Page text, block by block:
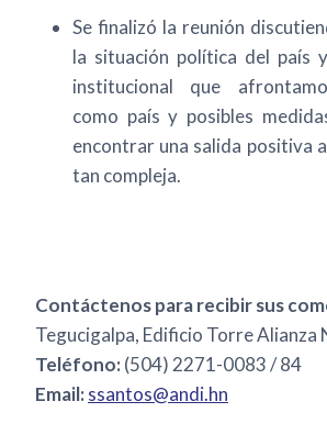
Se finalizó la reunión
la situación política del país
institucional que
como país y posibles
encontrar una salida positiva
tan compleja.
Contáctenos para recibir sus
Tegucigalpa, Edificio Torre Alianza
Teléfono: (504) 2271-0083 / 84
Email: ssantos@andi.hn